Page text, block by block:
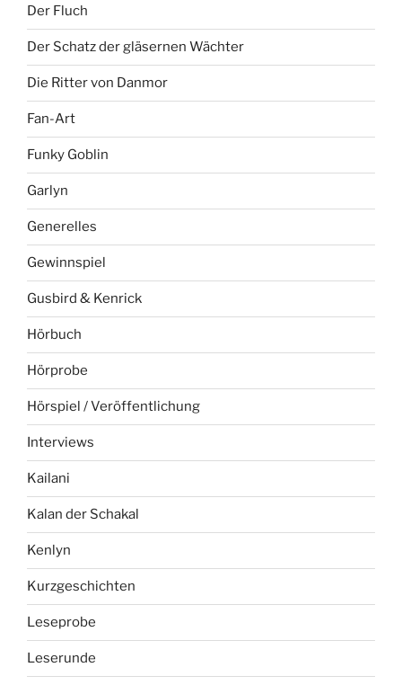
Der Fluch
Der Schatz der gläsernen Wächter
Die Ritter von Danmor
Fan-Art
Funky Goblin
Garlyn
Generelles
Gewinnspiel
Gusbird & Kenrick
Hörbuch
Hörprobe
Hörspiel / Veröffentlichung
Interviews
Kailani
Kalan der Schakal
Kenlyn
Kurzgeschichten
Leseprobe
Leserunde